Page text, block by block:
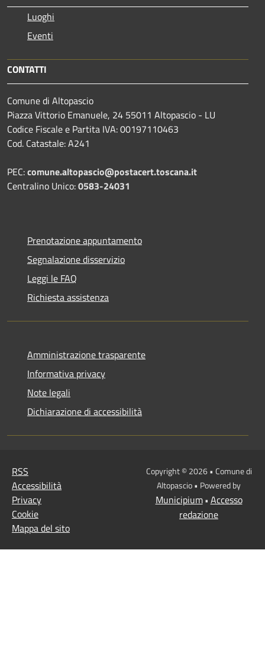
Luoghi
Eventi
CONTATTI
Comune di Altopascio
Piazza Vittorio Emanuele, 24 55011 Altopascio - LU
Codice Fiscale e Partita IVA: 00197110463
Cod. Catastale: A241
PEC:comune.altopascio@postacert.toscana.it
Centralino Unico:0583-24031
Prenotazione appuntamento
Segnalazione disservizio
Leggi le FAQ
Richiesta assistenza
Amministrazione trasparente
Informativa privacy
Note legali
Dichiarazione di accessibilità
RSS
Accessibilità
Privacy
Cookie
Mappa del sito
Copyright © 2026 • Comune di
Altopascio • Powered by
Municipium• Accesso
redazione